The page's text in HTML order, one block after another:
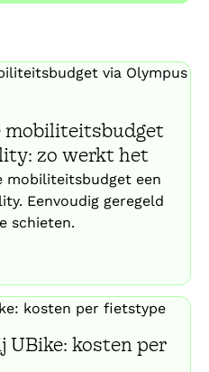
mobiliteitsbudget
zo werkt het
mobiliteitsbudget een
Eenvoudig geregeld
schieten.
UBike: kosten per